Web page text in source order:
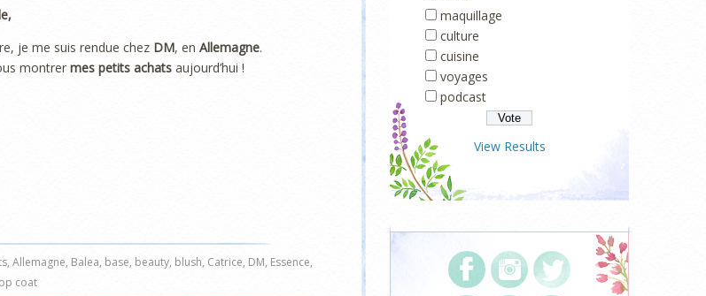
je me suis rendue chez DM, en Allemagne.
montrer mes petits achats aujourd’hui !
, Allemagne, Balea, base, beauty, blush, Catrice, DM, Essence,
coat
maquillage
culture
cuisine
voyages
podcast
View Results